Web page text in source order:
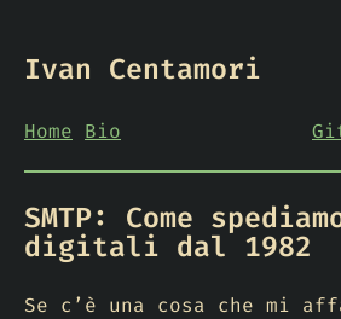
Ivan Centamori
Home Bio
SMTP: Come
digitali dal 1982
Se c’è una cosa che mi